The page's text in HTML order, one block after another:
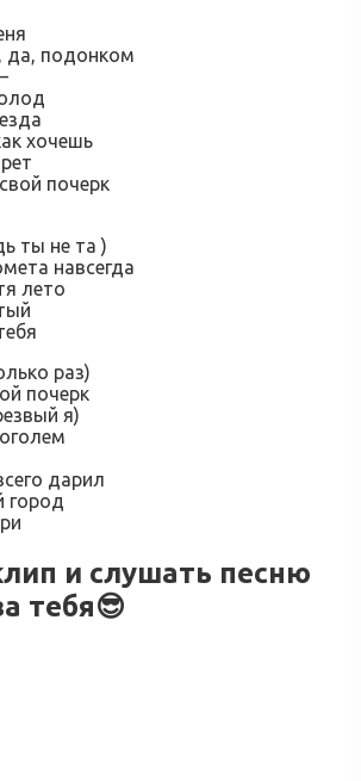
да, подонком
хочешь
почерк
ты не та )
навсегда
лето
раз)
почерк
я)
дарил
город
и слушать песню
тебя😎